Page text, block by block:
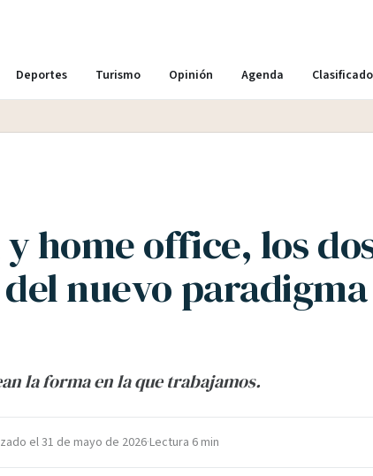
Deportes Turismo Opinión Agenda
home office, los
nuevo paradigma
la forma en la que trabajamos.
el31 de mayo de 2026·Lectura 6 min